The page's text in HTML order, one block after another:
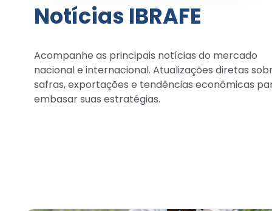
Notícias IBRAFE
Acompanhe as principais notícias do mercado
nacional e internacional. Atualizações diretas
safras, exportações e tendências econômicas
embasar suas estratégias.